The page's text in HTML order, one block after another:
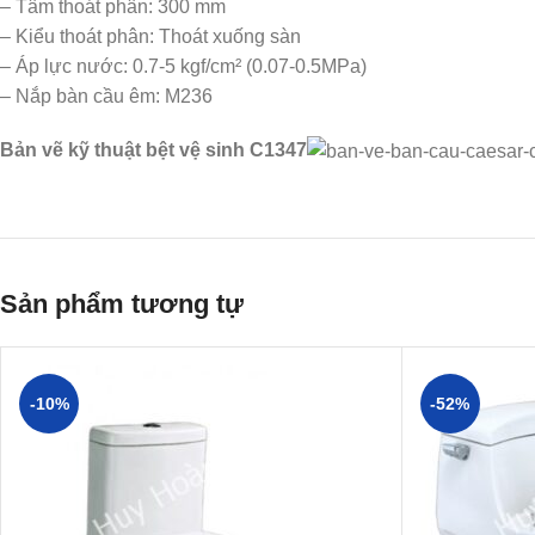
– Tâm thoát phân: 300 mm
– Kiểu thoát phân: Thoát xuống sàn
– Áp lực nước: 0.7-5 kgf/cm² (0.07-0.5MPa)
– Nắp bàn cầu êm: M236
Bản vẽ kỹ thuật bệt vệ sinh C1347
Sản phẩm tương tự
-10% -52%